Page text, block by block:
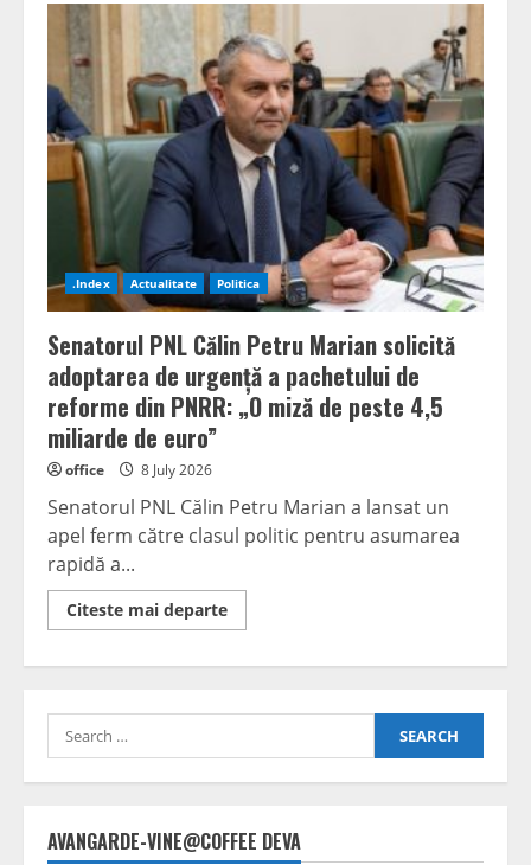
la
centrul
de
închiriere
a
bicicletelor
din
Petroșani.
Panoul
stației,
distrus
scurt
timp
de
la
instalare
.Index Actualitate Politica
Senatorul PNL Călin Petru Marian solicită
adoptarea de urgență a pachetului de
reforme din PNRR: „O miză de peste 4,5
miliarde de euro”
office 8 July 2026
Senatorul PNL Călin Petru Marian a lansat un
apel ferm către clasul politic pentru asumarea
rapidă a...
Citeste mai departeRead
more
Petru
adoptarea
de
reforme
Search
for:
AVANGARDE-VINE@COFFEE DEVA